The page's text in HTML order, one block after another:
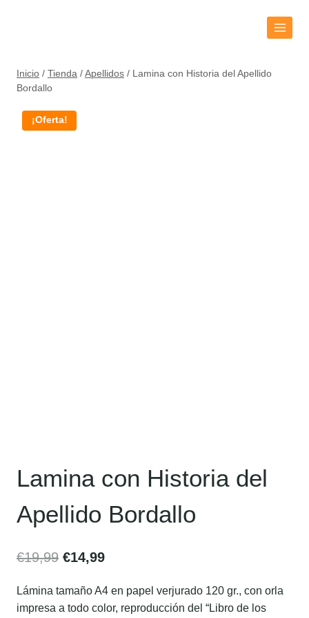
Inicio / Tienda / Apellidos / Lamina con Historia del Apellido
Bordallo
¡Oferta!
Lamina con Historia del
Apellido Bordallo
€19,99 €14,99
Lámina tamaño A4 en papel verjurado 120 gr., con orla
impresa a todo color, reproducción del “Libro de los